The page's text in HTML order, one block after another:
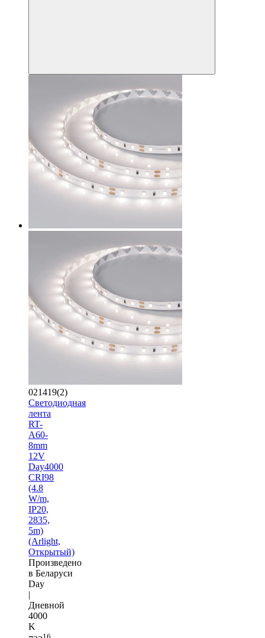
021419(2)
Светодиодная
лента
RT-
A60-
8mm
12V
Day4000
CRI98
(4.8
W/m,
IP20,
2835,
5m)
(Arlight,
Открытый)
Произведено
в Беларуси
Day
|
Дневной
4000
K